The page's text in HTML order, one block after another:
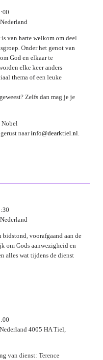
van harte welkom om deel
Onder het genot van
God en elkaar te
elke keer anders
thema of een leuke
Zelfs dan mag je je
Nobel
naarinfo@dearktiel.nl
bidstond, voorafgaand aan de
om Gods aanwezigheid en
alles wat tijdens de dienst
4005 HA Tiel,
van dienst: Terence